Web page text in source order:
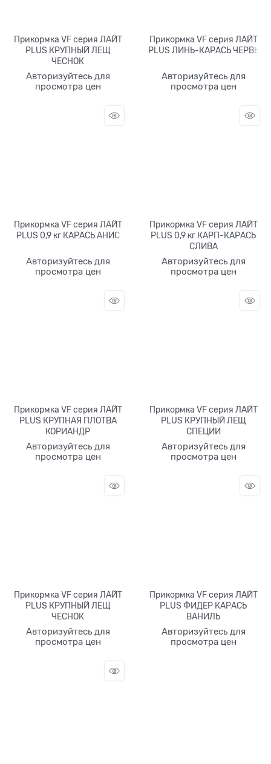
Прикормка VF серия ЛАЙТ
PLUS КРУПНЫЙ ЛЕЩ
ЧЕСНОК
Авторизуйтесь для
просмотра цен
Прикормка VF серия ЛАЙТ
PLUS ЛИНЬ-КАРАСЬ ЧЕРВЬ
Авторизуйтесь для
просмотра цен
Прикормка VF серия ЛАЙТ
PLUS 0,9 кг КАРАСЬ АНИС
Авторизуйтесь для
просмотра цен
Прикормка VF серия ЛАЙТ
PLUS 0,9 кг КАРП-КАРАСЬ
СЛИВА
Авторизуйтесь для
просмотра цен
Прикормка VF серия ЛАЙТ
PLUS КРУПНАЯ ПЛОТВА
КОРИАНДР
Авторизуйтесь для
просмотра цен
Прикормка VF серия ЛАЙТ
PLUS КРУПНЫЙ ЛЕЩ
СПЕЦИИ
Авторизуйтесь для
просмотра цен
Прикормка VF серия ЛАЙТ
PLUS КРУПНЫЙ ЛЕЩ
ЧЕСНОК
Авторизуйтесь для
просмотра цен
Прикормка VF серия ЛАЙТ
PLUS ФИДЕР КАРАСЬ
ВАНИЛЬ
Авторизуйтесь для
просмотра цен